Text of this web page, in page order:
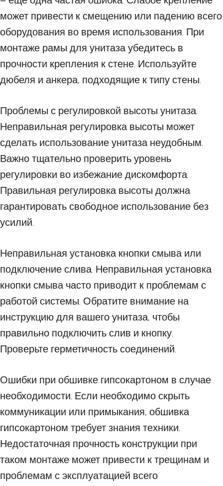
может привести к смещению или падению всего
оборудования во время использования. При
монтаже рамы для унитаза убедитесь в
прочности крепления к стене. Используйте
дюбеля и анкера, подходящие к типу стены.
Проблемы с регулировкой высоты унитаза.
Неправильная регулировка высоты может
сделать использование унитаза неудобным.
Важно тщательно проверить уровень
регулировки во избежание дискомфорта.
Правильная регулировка высоты должна
гарантировать свободное использование без
усилий.
Неправильная установка кнопки смыва или
подключение слива. Неправильная установка
кнопки смыва часто приводит к проблемам с
работой системы. Обратите внимание на
инструкцию для вашего унитаза, чтобы
правильно подключить слив и кнопку.
Проверьте герметичность соединений.
Ошибки при обшивке гипсокартоном в случае
необходимости. Если необходимо скрыть
коммуникации или примыкания, обшивка
гипсокартоном требует знания техники.
Недостаточная прочность конструкции при
таком монтаже может привести к трещинам и
проблемам с эксплуатацией всего